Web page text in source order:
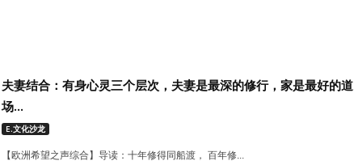
夫妻结合：有身心灵三个层次，夫妻是最深的修行，家是最好的道
场...
E.文化沙龙
【欧洲希望之声综合】导读：十年修得同船渡， 百年修...